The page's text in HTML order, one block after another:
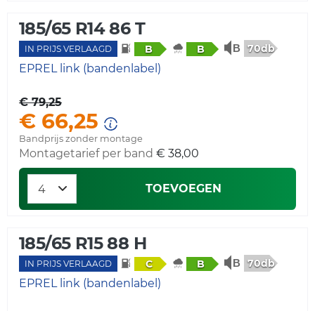
185/65 R14 86 T
IN PRIJS VERLAAGD B B 70db
EPREL link (bandenlabel)
€ 79,25
€ 66,25
Bandprijs zonder montage
Montagetarief per band € 38,00
TOEVOEGEN
185/65 R15 88 H
IN PRIJS VERLAAGD C B 70db
EPREL link (bandenlabel)